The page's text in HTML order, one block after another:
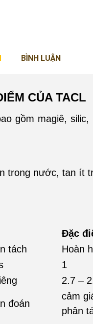
BÌNH LUẬN
CỦA TACL
gồm magiê,
trong nước, tan ít
Đặc
tách
Hoàn
1
2.7 –
đoán
cảm
phân